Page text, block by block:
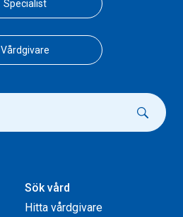
Specialist
Vårdgivare
Sök vård
Hitta vårdgivare